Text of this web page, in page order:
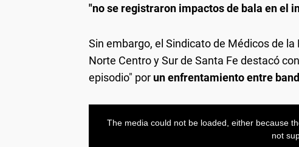
"no se registraron impactos de bala en el
Sin embargo, el Sindicato de Médicos de
Norte Centro y Sur de Santa Fe destacó
episodio" por un enfrentamiento entre